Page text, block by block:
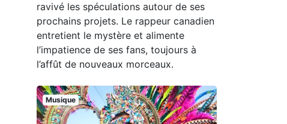
ravivé les spéculations autour de ses
prochains projets. Le rappeur canadien
entretient le mystère et alimente
l’impatience de ses fans, toujours à
l’affût de nouveaux morceaux.
Musique